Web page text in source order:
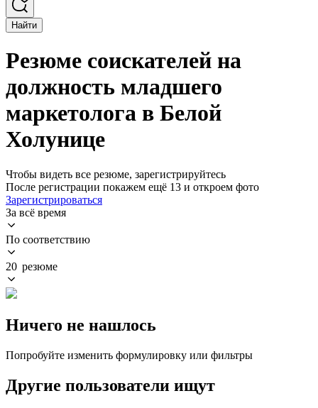
Найти
Резюме соискателей на
должность младшего
маркетолога в Белой
Холунице
Чтобы видеть все резюме, зарегистрируйтесь
После регистрации покажем ещё 13 и откроем фото
Зарегистрироваться
За всё время
По соответствию
20 резюме
Ничего не нашлось
Попробуйте изменить формулировку или фильтры
Другие пользователи ищут